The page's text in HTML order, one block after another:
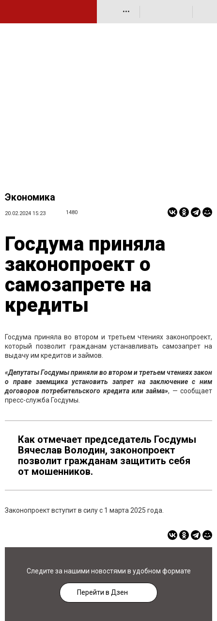
•••
Экономика
20.02.2024 15:23 1480
Госдума приняла
законопроект о
самозапрете на
кредиты
Госдума приняла во втором и третьем чтениях законопроект,
который позволит гражданам устанавливать самозапрет на
выдачу им кредитов и займов.
«Депутаты Госдумы приняли во втором и третьем чтениях закон
о праве заемщика установить запрет на заключение с ним
договоров потребительского кредита или займа», — сообщает
пресс-служба Госдумы.
Как отмечает председатель Госдумы
Вячеслав Володин, законопроект
позволит гражданам защитить себя
от мошенников.
Законопроект вступит в силу с 1 марта 2025 года.
Следите за нашими новостями в удобном формате
Перейти в Дзен